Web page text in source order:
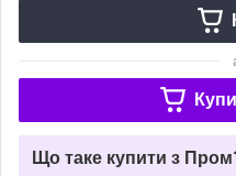
Що таке купити з